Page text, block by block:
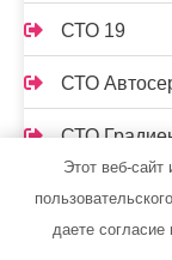
СТО 19
СТО
СТО
Сто
СТО на
Этот веб-
даете